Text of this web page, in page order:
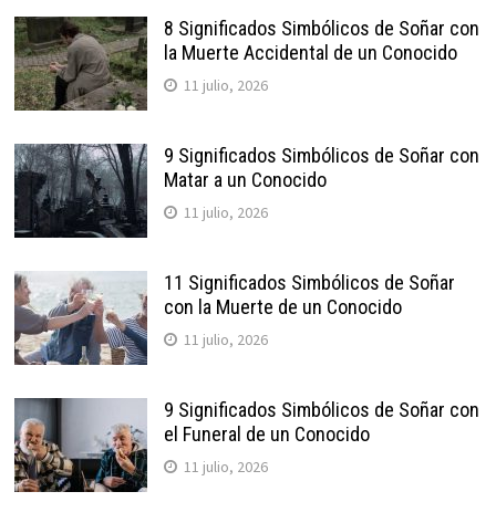
8 Significados Simbólicos de Soñar con
la Muerte Accidental de un Conocido
11 julio, 2026
9 Significados Simbólicos de Soñar con
Matar a un Conocido
11 julio, 2026
11 Significados Simbólicos de Soñar
con la Muerte de un Conocido
11 julio, 2026
9 Significados Simbólicos de Soñar con
el Funeral de un Conocido
11 julio, 2026